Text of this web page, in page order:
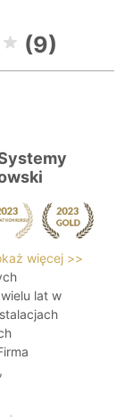
(9)
więcej >>
lat w